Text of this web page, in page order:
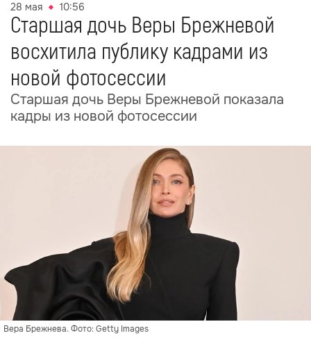
28 мая 10:56
Старшая дочь Веры Брежневой
восхитила публику кадрами из
новой фотосессии
Старшая дочь Веры Брежневой показала
кадры из новой фотосессии
Вера Брежнева. Фото: Getty Images